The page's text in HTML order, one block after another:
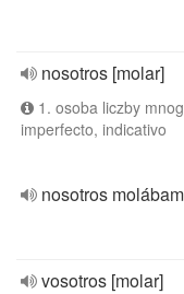
nosotros [molar]
1. osoba liczby
imperfecto, indicativo
nosotros
vosotros [molar]